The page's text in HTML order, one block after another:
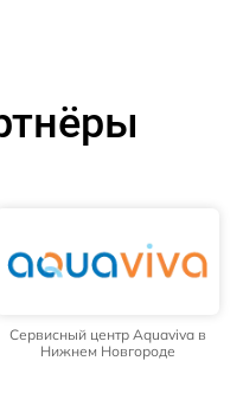
Сервисный центр Aquaviva в
Нижнем Новгороде